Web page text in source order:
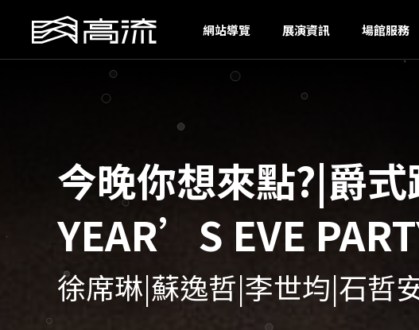
網站導覽 展演資訊 場館服務
今晚你想來點?|爵
YEAR’S EVE
徐席琳|蘇逸哲|李世均|石哲